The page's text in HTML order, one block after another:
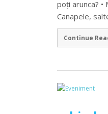
poți arunca? •
Canapele,
Continue